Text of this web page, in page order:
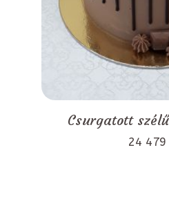
Csurgatott
24